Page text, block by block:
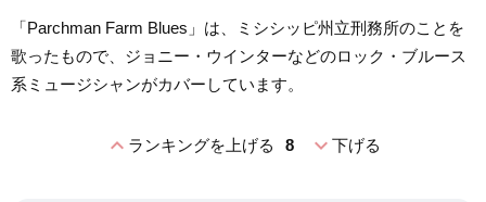
「Parchman Farm Blues」は、ミシシッピ州立刑務所のことを
歌ったもので、ジョニー・ウインターなどのロック・ブルース
系ミュージシャンがカバーしています。
expand_lessランキングを上げる 8 expand_more下げる